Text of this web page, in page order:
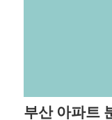
부산 아파트